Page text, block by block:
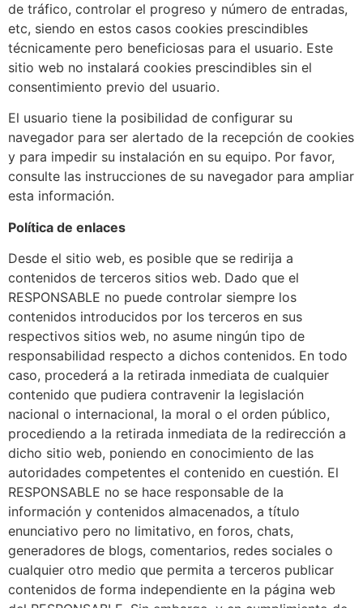
de tráfico, controlar el progreso y número de entradas,
etc, siendo en estos casos cookies prescindibles
técnicamente pero beneficiosas para el usuario. Este
sitio web no instalará cookies prescindibles sin el
consentimiento previo del usuario.
El usuario tiene la posibilidad de configurar su
navegador para ser alertado de la recepción de cookies
y para impedir su instalación en su equipo. Por favor,
consulte las instrucciones de su navegador para ampliar
esta información.
Política de enlaces
Desde el sitio web, es posible que se redirija a
contenidos de terceros sitios web. Dado que el
RESPONSABLE no puede controlar siempre los
contenidos introducidos por los terceros en sus
respectivos sitios web, no asume ningún tipo de
responsabilidad respecto a dichos contenidos. En todo
caso, procederá a la retirada inmediata de cualquier
contenido que pudiera contravenir la legislación
nacional o internacional, la moral o el orden público,
procediendo a la retirada inmediata de la redirección a
dicho sitio web, poniendo en conocimiento de las
autoridades competentes el contenido en cuestión. El
RESPONSABLE no se hace responsable de la
información y contenidos almacenados, a título
enunciativo pero no limitativo, en foros, chats,
generadores de blogs, comentarios, redes sociales o
cualquier otro medio que permita a terceros publicar
contenidos de forma independiente en la página web